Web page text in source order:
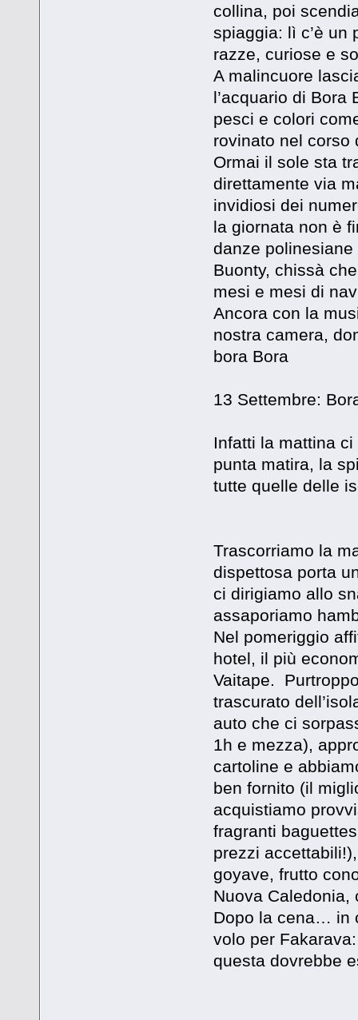
collina, poi
spiaggia: lì c’è un
razze, curiose e
A malincuore
l’acquario di
pesci e colori
rovinato nel
Ormai il sole sta
direttamente via
invidiosi dei
la giornata non è
danze
Buonty, chissà
mesi e mesi di
Ancora con la
nostra camera,
bora Bora
13 Settembre:
Infatti la mattina
punta matira, la
tutte quelle delle
Trascorriamo la
dispettosa porta
ci dirigiamo allo
assaporiamo
Nel pomeriggio
hotel, il più
Vaitape.
trascurato
auto che ci
1h e mezza),
cartoline e
ben fornito (il
acquistiamo
fragranti
prezzi
goyave, frutto
Nuova
Dopo la cena… in
volo per
questa dovrebbe